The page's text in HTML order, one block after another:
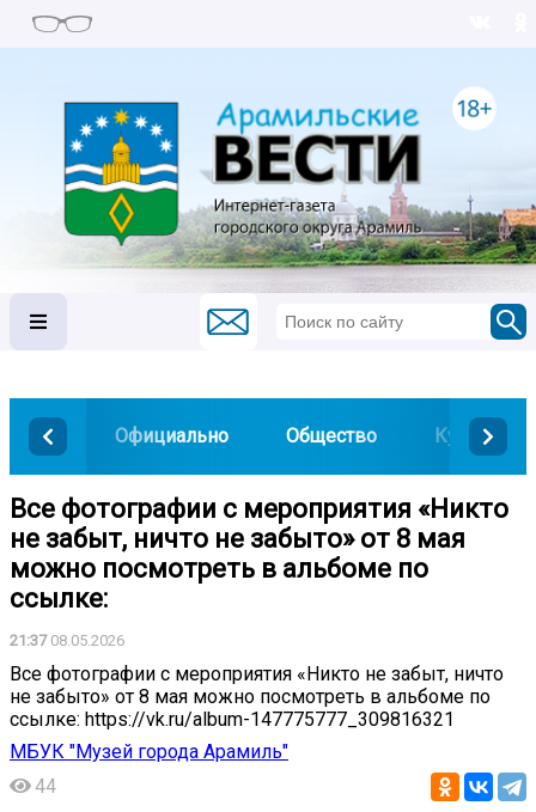
Официально Общество Культура
Все фотографии с мероприятия «Никто
не забыт, ничто не забыто» от 8 мая
можно посмотреть в альбоме по
ссылке:
21:3708.05.2026
Все фотографии с мероприятия «Никто не забыт, ничто
не забыто» от 8 мая можно посмотреть в альбоме по
ссылке: https://vk.ru/album-147775777_309816321
МБУК "Музей города Арамиль"
44